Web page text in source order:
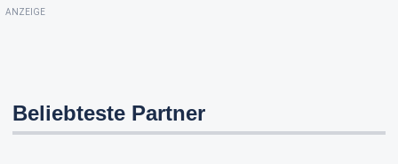
ANZEIGE
Beliebteste Partner